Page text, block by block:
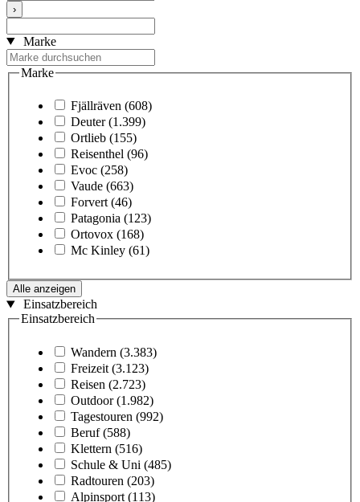
›
Marke
Marke
Fjällräven (608)
Deuter (1.399)
Ortlieb (155)
Reisenthel (96)
Evoc (258)
Vaude (663)
Forvert (46)
Patagonia (123)
Ortovox (168)
Mc Kinley (61)
Alle anzeigen
Einsatzbereich
Einsatzbereich
Wandern (3.383)
Freizeit (3.123)
Reisen (2.723)
Outdoor (1.982)
Tagestouren (992)
Beruf (588)
Klettern (516)
Schule & Uni (485)
Radtouren (203)
Alpinsport (113)